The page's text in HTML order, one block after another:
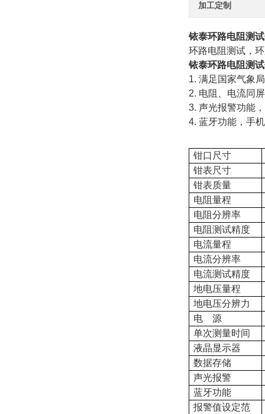
加工定制
铱泰环路电阻测
环路电阻测试，
铱泰环路电阻测
1. 满足国家气象
2. 电阻、电流同
3. 声光报警功能
4. 蓝牙功能，手
钳口尺寸
钳表尺寸
钳表质量
电阻量程
电阻分辨率
电阻测试精度
电流量程
电流分辨率
电流测试精度
地电压量程
地电压分辨力
电 源
单次测量时间
液晶显示器
数据存储
声光报警
蓝牙功能
报警值设定范